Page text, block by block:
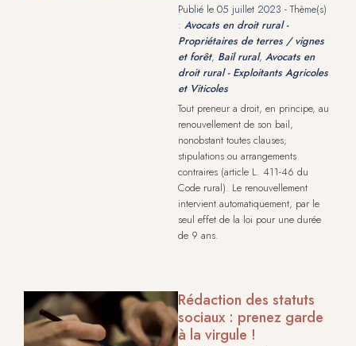
Publié le 05 juillet 2023 - Thème(s)
: Avocats en droit rural -
Propriétaires de terres / vignes
et forêt, Bail rural, Avocats en
droit rural - Exploitants Agricoles
et Viticoles
Tout preneur a droit, en principe, au
renouvellement de son bail,
nonobstant toutes clauses,
stipulations ou arrangements
contraires (article L. 411-46 du
Code rural). Le renouvellement
intervient automatiquement, par le
seul effet de la loi pour une durée
de 9 ans.
Rédaction des statuts
sociaux : prenez garde
à la virgule !